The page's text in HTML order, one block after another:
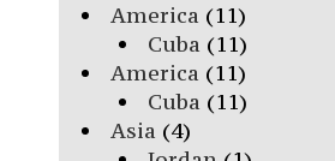
America (11)
Cuba (11)
America (11)
Cuba (11)
Asia (4)